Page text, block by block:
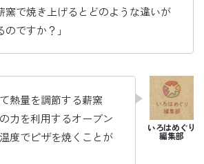
窯で焼き上げるとどのような違いが
のですか？」
熱量を調節する薪窯
力を利用するオーブン
度でピザを焼くことが